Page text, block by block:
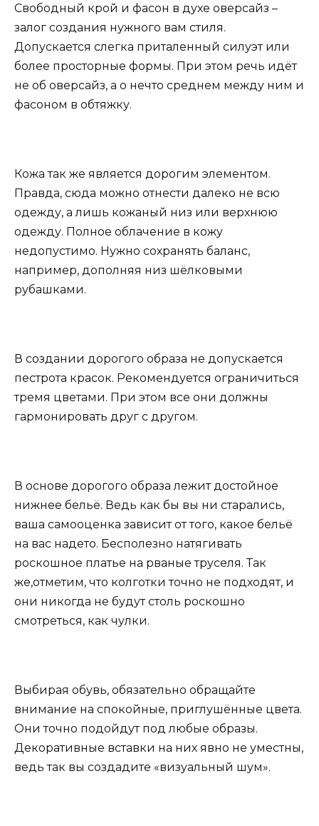
Свободный крой и фасон в духе оверсайз –
залог создания нужного вам стиля.
Допускается слегка приталенный силуэт или
более просторные формы. При этом речь идёт
не об оверсайз, а о нечто среднем между ним и
фасоном в обтяжку.
Кожа так же является дорогим элементом.
Правда, сюда можно отнести далеко не всю
одежду, а лишь кожаный низ или верхнюю
одежду. Полное облачение в кожу
недопустимо. Нужно сохранять баланс,
например, дополняя низ шёлковыми
рубашками.
В создании дорогого образа не допускается
пестрота красок. Рекомендуется ограничиться
тремя цветами. При этом все они должны
гармонировать друг с другом.
В основе дорогого образа лежит достойное
нижнее бельё. Ведь как бы вы ни старались,
ваша самооценка зависит от того, какое бельё
на вас надето. Бесполезно натягивать
роскошное платье на рваные труселя. Так
же,отметим, что колготки точно не подходят, и
они никогда не будут столь роскошно
смотреться, как чулки.
Выбирая обувь, обязательно обращайте
внимание на спокойные, приглушённые цвета.
Они точно подойдут под любые образы.
Декоративные вставки на них явно не уместны,
ведь так вы создадите «визуальный шум».